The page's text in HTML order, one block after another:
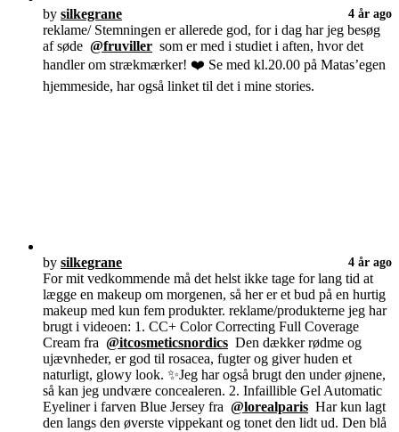
by silkegrane 4 år ago
reklame/ Stemningen er allerede god, for i dag har jeg besøg
af søde @fruviller som er med i studiet i aften, hvor det
handler om strækmærker! ❤️ Se med kl.20.00 på Matas’egen
hjemmeside, har også linket til det i mine stories.
by silkegrane 4 år ago
For mit vedkommende må det helst ikke tage for lang tid at
lægge en makeup om morgenen, så her er et bud på en hurtig
makeup med kun fem produkter. reklame/produkterne jeg har
brugt i videoen: 1. CC+ Color Correcting Full Coverage
Cream fra @itcosmeticsnordics Den dækker rødme og
ujævnheder, er god til rosacea, fugter og giver huden et
naturligt, glowy look. ✨Jeg har også brugt den under øjnene,
så kan jeg undvære concealeren. 2. Infaillible Gel Automatic
Eyeliner i farven Blue Jersey fra @lorealparis Har kun lagt
den langs den øverste vippekant og tonet den lidt ud. Den blå